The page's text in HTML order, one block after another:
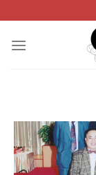
to
content